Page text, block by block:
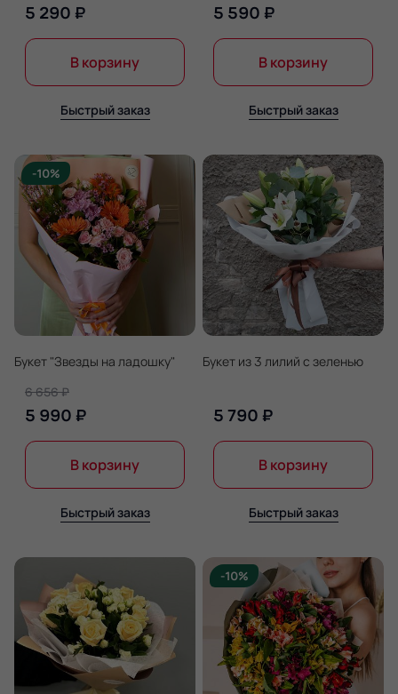
5 290 ₽
В корзину
Быстрый заказ
5 590 ₽
В корзину
Быстрый заказ
-10%
Букет "Звезды на ладошку"
5 990 ₽
6 656 ₽
В корзину
Быстрый заказ
Букет из 3 лилий с зеленью
5 790 ₽
В корзину
Быстрый заказ
-10%